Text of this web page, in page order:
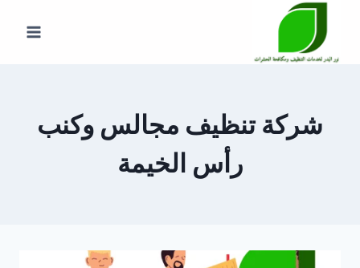
المحتوى
شركة تنظيف مجالس وكنب
رأس الخيمة